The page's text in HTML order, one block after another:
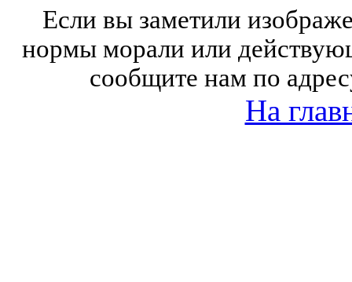
Если вы заметили
нормы морали или
сообщите нам по
На